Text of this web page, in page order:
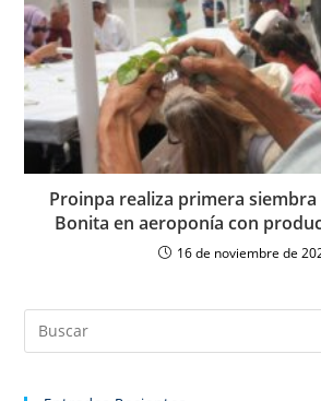
Proinpa realiza primera
Bonita en aeroponía con
16 de noviembre de